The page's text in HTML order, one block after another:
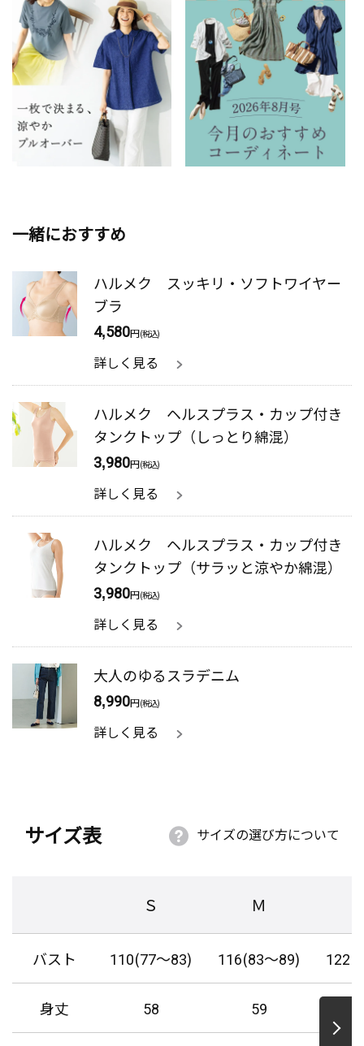
一緒におすすめ
ハルメク スッキリ・ソフトワイヤー
ブラ
4,580円(税込)
詳しく見る
ハルメク ヘルスプラス・カップ付き
タンクトップ（しっとり綿混）
3,980円(税込)
詳しく見る
ハルメク ヘルスプラス・カップ付き
タンクトップ（サラッと涼やか綿混）
3,980円(税込)
詳しく見る
大人のゆるスラデニム
8,990円(税込)
詳しく見る
サイズ表 サイズの選び方について
Ｓ Ｍ
バスト 110(77～83) 116(83～89)
身丈 58 59